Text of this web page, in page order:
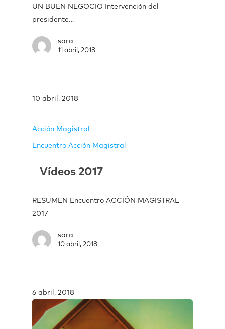
UN BUEN NEGOCIO Intervención del
presidente…
sara
11 abril, 2018
10 abril, 2018
Acción Magistral
Encuentro Acción Magistral
Vídeos 2017
RESUMEN Encuentro ACCIÓN MAGISTRAL
2017
sara
10 abril, 2018
6 abril, 2018